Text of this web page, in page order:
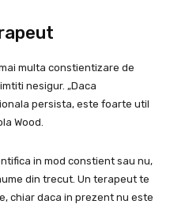
multa constientizare de
nesigur. „Daca
persista, este foarte util
Wood.
in mod constient sau nu,
din trecut. Un terapeut te
chiar daca in prezent nu este